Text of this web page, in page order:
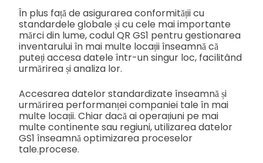
În plus față de asigurarea conformității cu
standardele globale și cu cele mai importante
mărci din lume, codul QR GS1 pentru gestionarea
inventarului în mai multe locații înseamnă că
puteți accesa datele într-un singur loc, facilitând
urmărirea și analiza lor.
Accesarea datelor standardizate înseamnă și
urmărirea performanței companiei tale în mai
multe locații. Chiar dacă ai operațiuni pe mai
multe continente sau regiuni, utilizarea datelor
GS1 înseamnă optimizarea proceselor
tale.procese.